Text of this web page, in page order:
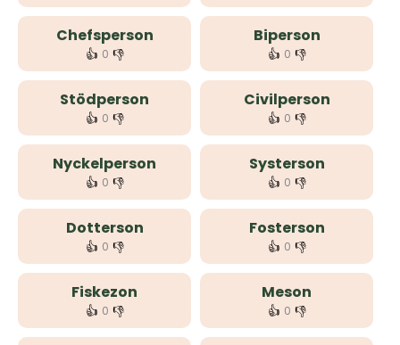
Chefsperson
👍 0 👎
Biperson
👍 0 👎
Stödperson
👍 0 👎
Civilperson
👍 0 👎
Nyckelperson
👍 0 👎
Systerson
👍 0 👎
Dotterson
👍 0 👎
Fosterson
👍 0 👎
Fiskezon
👍 0 👎
Meson
👍 0 👎